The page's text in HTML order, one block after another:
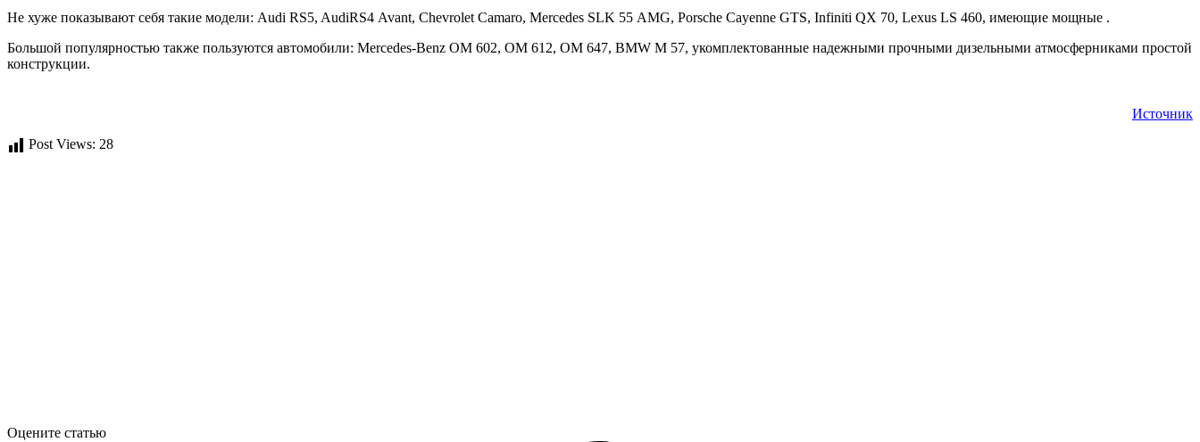
Не хуже показывают себя такие модели: Audi RS5, AudiRS4 Avant, Chevrolet Camaro, Mercedes SLK 55 AMG, Porsche Cayenne GTS, Infiniti QX 70, Lexus LS 460, имеющие мощные .
Большой популярностью также пользуются автомобили: Mercedes-Benz OM 602, OM 612, OM 647, BMW M 57, укомплектованные надежными прочными дизельными атмосферниками простой
конструкции.
Источник
Post Views: 28
Оцените статью